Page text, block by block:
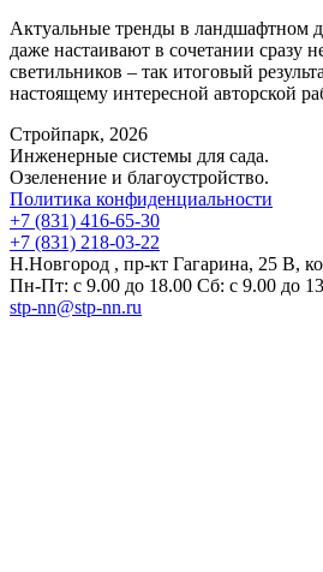
Актуальные тренды в ландшафтном
даже настаивают в сочетании сразу
светильников – так итоговый
настоящему интересной авторской
Стройпарк, 2026
Инженерные системы для сада.
Озеленение и благоустройство.
Политика конфиденциальности
+7 (831) 416-65-30
+7 (831) 218-03-22
Н.Новгород , пр-кт Гагарина, 25 В,
Пн-Пт: с 9.00 до 18.00 Сб: с 9.00 до
stp-nn@stp-nn.ru